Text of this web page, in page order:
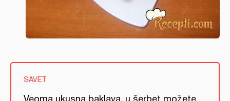
SAVET
Veoma ukusna baklava, u šerbet možete